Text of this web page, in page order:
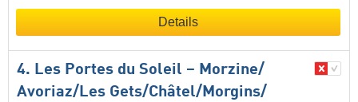
Details
4. Les Portes du Soleil – Morzine/​
Avoriaz/​Les Gets/​Châtel/​Morgins/​